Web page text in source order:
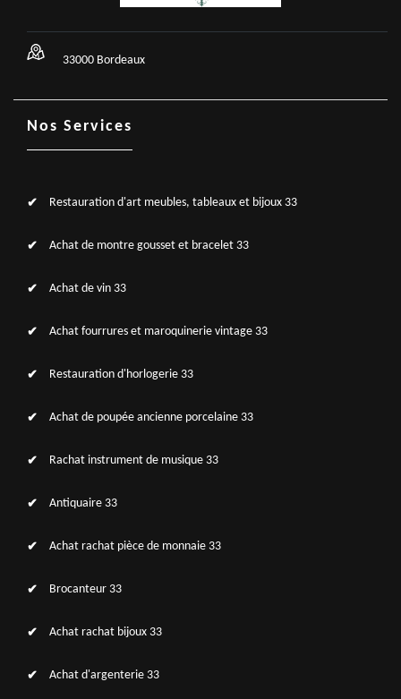
33000 Bordeaux
Nos Services
Restauration d'art meubles, tableaux et bijoux 33
Achat de montre gousset et bracelet 33
Achat de vin 33
Achat fourrures et maroquinerie vintage 33
Restauration d'horlogerie 33
Achat de poupée ancienne porcelaine 33
Rachat instrument de musique 33
Antiquaire 33
Achat rachat pièce de monnaie 33
Brocanteur 33
Achat rachat bijoux 33
Achat d'argenterie 33